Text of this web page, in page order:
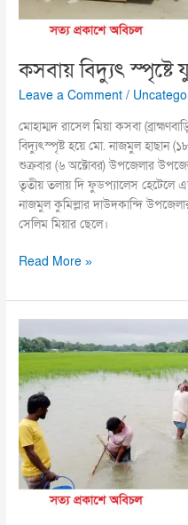
কসবায় বিদ্যুৎ স্পৃষ্টে
Leave a Comment /
মোহাম্মদ রাসেল মিয়া কসবা
বিদ্যুৎস্পৃষ্ট হয়ে মো. নাজমুল হাছান
শুক্রবার (৬ অক্টোবর) উপজেলার
তৃতীয় তলায় দি ফুডপ্যালেস হেটেলে
নাজমুল কুমিল্লার দাউদকান্দি
সেলিম মিয়ার ছেলে।
Read More »
টানা
বৃষ্টিপাতে
তলিয়ে
গেছে
১১
হাজার
৮৮২